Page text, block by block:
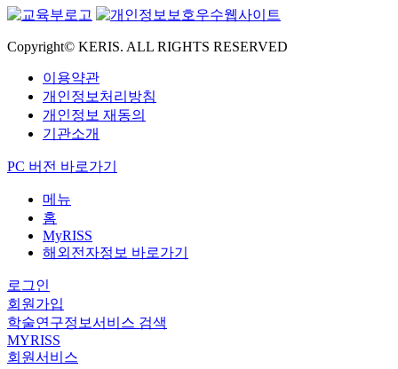
Copyright© KERIS. ALL RIGHTS RESERVED
이용약관
개인정보처리방침
개인정보 재동의
기관소개
PC 버전 바로가기
메뉴
홈
MyRISS
해외전자정보 바로가기
로그인
회원가입
학술연구정보서비스 검색
MYRISS
회원서비스